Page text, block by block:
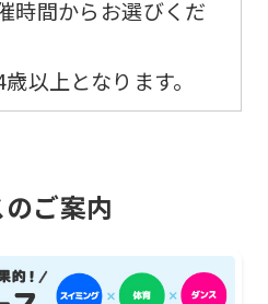
時間からお選びくだ
以上となります。
ご案内
translated
into
the
link
below